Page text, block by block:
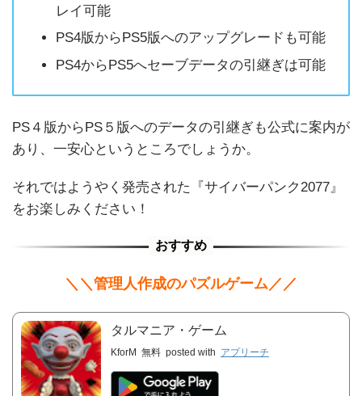
レイ可能
PS4版からPS5版へのアップグレードも可能
PS4からPS5へセーブデータの引継ぎは可能
PS４版からPS５版へのデータの引継ぎも公式に案内が
あり、一安心というところでしょうか。
それではようやく発売された『サイバーパンク2077』
をお楽しみください！
＼＼管理人作成のパズルゲーム／／
タルマニア・ゲーム
KforM 無料 posted with アプリーチ